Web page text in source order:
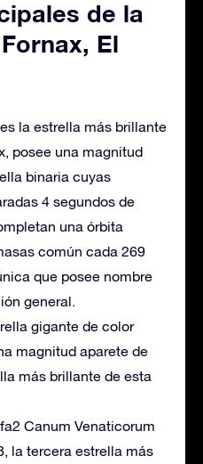
de la
El
la estrella más brillante
posee una magnitud
binaria cuyas
4 segundos de
una órbita
común cada 269
que posee nombre
general.
gigante de color
magnitud aparete de
más brillante de esta
Canum Venaticorum
la tercera estrella más